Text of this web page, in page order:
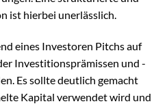
ist hierbei unerlässlich.
eines Investoren Pitchs auf
Investitionsprämissen und -
Es sollte deutlich gemacht
Kapital verwendet wird und